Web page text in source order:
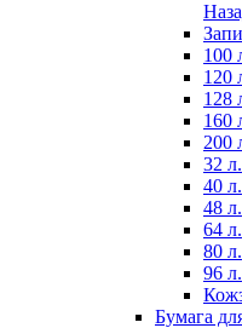
100
120
128
160
200
32 л.
40 л.
48 л.
64 л.
80 л.
96 л.
Бумага